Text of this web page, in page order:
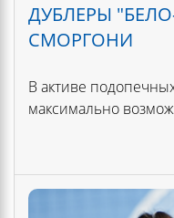
ДУБЛЕРЫ
СМОРГОНИ
В активе
максимально